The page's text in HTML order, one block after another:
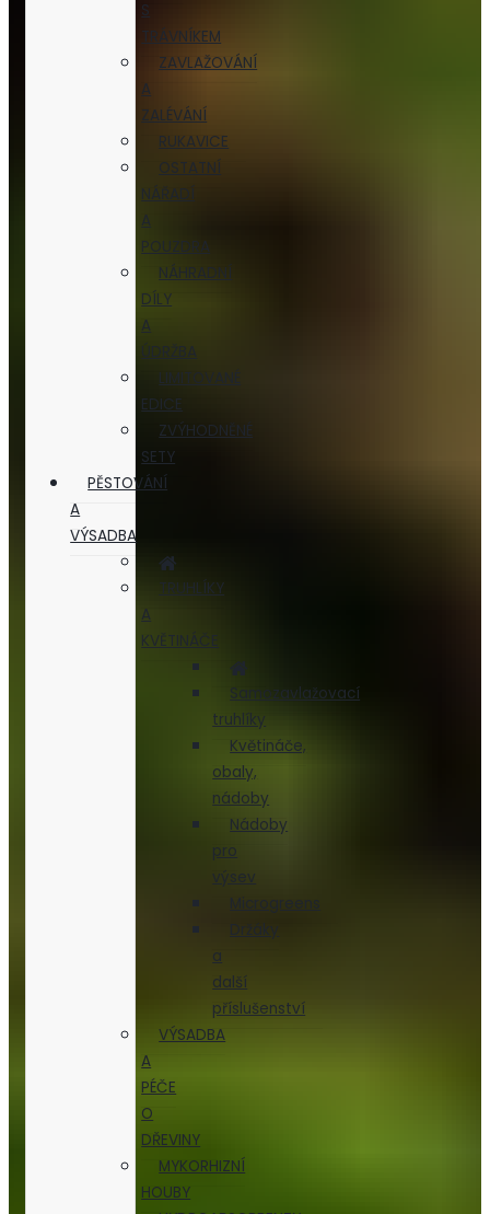
S
TRÁVNÍKEM
ZAVLAŽOVÁNÍ
A
ZALÉVÁNÍ
RUKAVICE
OSTATNÍ
NÁŘADÍ
A
POUZDRA
NÁHRADNÍ
DÍLY
A
ÚDRŽBA
LIMITOVANÉ
EDICE
ZVÝHODNĚNÉ
SETY
PĚSTOVÁNÍ
A
VÝSADBA
TRUHLÍKY
A
KVĚTINÁČE
Samozavlažovací
truhlíky
Květináče,
obaly,
nádoby
Nádoby
pro
výsev
Microgreens
Držáky
a
další
příslušenství
VÝSADBA
A
PÉČE
O
DŘEVINY
MYKORHIZNÍ
HOUBY